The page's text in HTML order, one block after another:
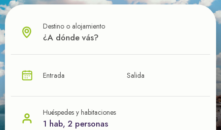
¿CUÁL VA A SER TU PRÓXIMO TROTE?
nuestras ofertas
Destino o alojamiento
Entrada Salida
Huéspedes y habitaciones
1 hab, 2 personas